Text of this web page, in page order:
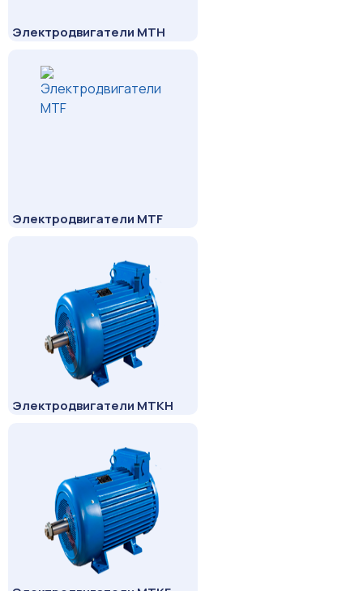
Электродвигатели МТН
Электродвигатели MTF
Электродвигатели МТКН